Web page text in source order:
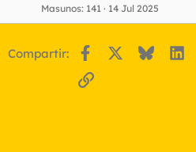
Masunos 141 14 Jul 2025
Compartir: Facebook Bluesky
Enlace